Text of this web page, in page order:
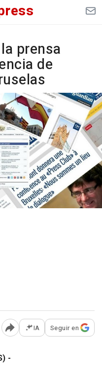
prensa
de
Abrir opciones para
IA Seguir en
-